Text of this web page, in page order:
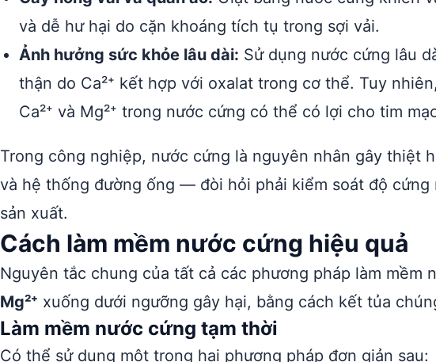
và dễ hư hại do cặn khoáng tích tụ trong sợi vải.
Ảnh hưởng sức khỏe lâu dài: Sử dụng nước cứng lâu
thận do Ca²⁺ kết hợp với oxalat trong cơ thể. Tuy
Ca²⁺ và Mg²⁺ trong nước cứng có thể có lợi cho tim
Trong công nghiệp, nước cứng là nguyên nhân gây thiệt
và hệ thống đường ống — đòi hỏi phải kiểm soát độ
sản xuất.
Cách làm mềm nước cứng hiệu quả
Nguyên tắc chung của tất cả các phương pháp làm mềm
Mg²⁺ xuống dưới ngưỡng gây hại, bằng cách kết tủa
Làm mềm nước cứng tạm thời
Có thể sử dụng một trong hai phương pháp đơn giản sau: